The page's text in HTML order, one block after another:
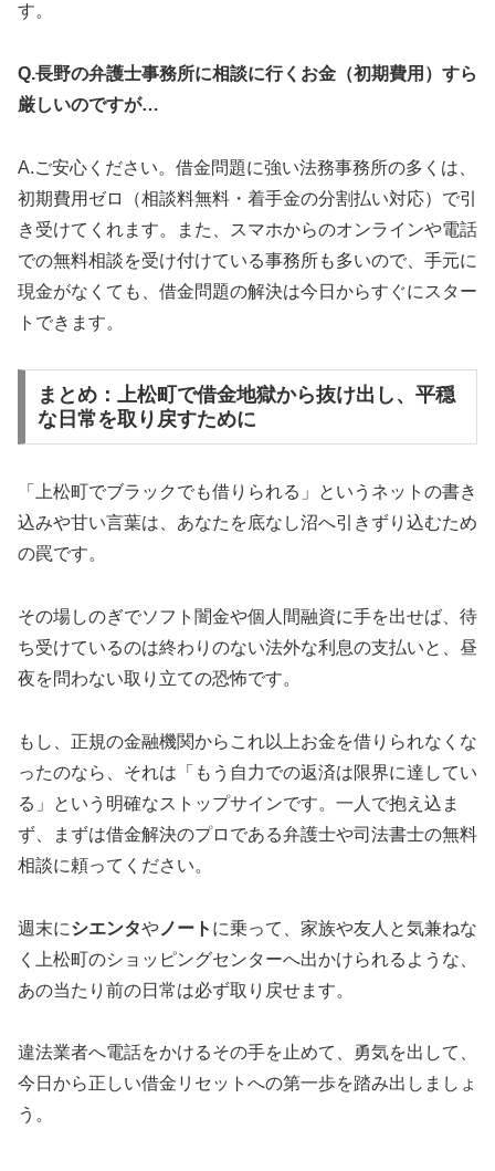
す。
Q.長野の弁護士事務所に相談に行くお金（初期費用）すら
厳しいのですが…
A.ご安心ください。借金問題に強い法務事務所の多くは、
初期費用ゼロ（相談料無料・着手金の分割払い対応）で引
き受けてくれます。また、スマホからのオンラインや電話
での無料相談を受け付けている事務所も多いので、手元に
現金がなくても、借金問題の解決は今日からすぐにスター
トできます。
まとめ：上松町で借金地獄から抜け出し、平穏
な日常を取り戻すために
「上松町でブラックでも借りられる」というネットの書き
込みや甘い言葉は、あなたを底なし沼へ引きずり込むため
の罠です。
その場しのぎでソフト闇金や個人間融資に手を出せば、待
ち受けているのは終わりのない法外な利息の支払いと、昼
夜を問わない取り立ての恐怖です。
もし、正規の金融機関からこれ以上お金を借りられなくな
ったのなら、それは「もう自力での返済は限界に達してい
る」という明確なストップサインです。一人で抱え込ま
ず、まずは借金解決のプロである弁護士や司法書士の無料
相談に頼ってください。
週末にシエンタや ノート に乗って、家族や友人と気兼ねな
く上松町のショッピングセンターへ出かけられるような、
あの当たり前の日常は必ず取り戻せます。
違法業者へ電話をかけるその手を止めて、勇気を出して、
今日から正しい借金リセットへの第一歩を踏み出しましょ
う。